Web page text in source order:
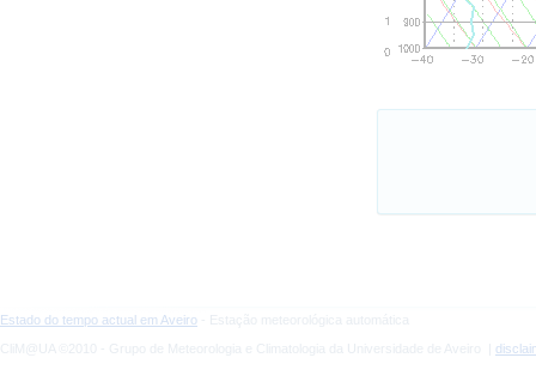
Estado do tempo actual em Aveiro - Estação meteorológica automática
CliM@UA ©2010 - Grupo de Meteorologia e Climatologia da Universidade de Aveiro |